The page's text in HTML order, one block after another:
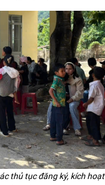
thủ tục đăng ký, kích hoạt